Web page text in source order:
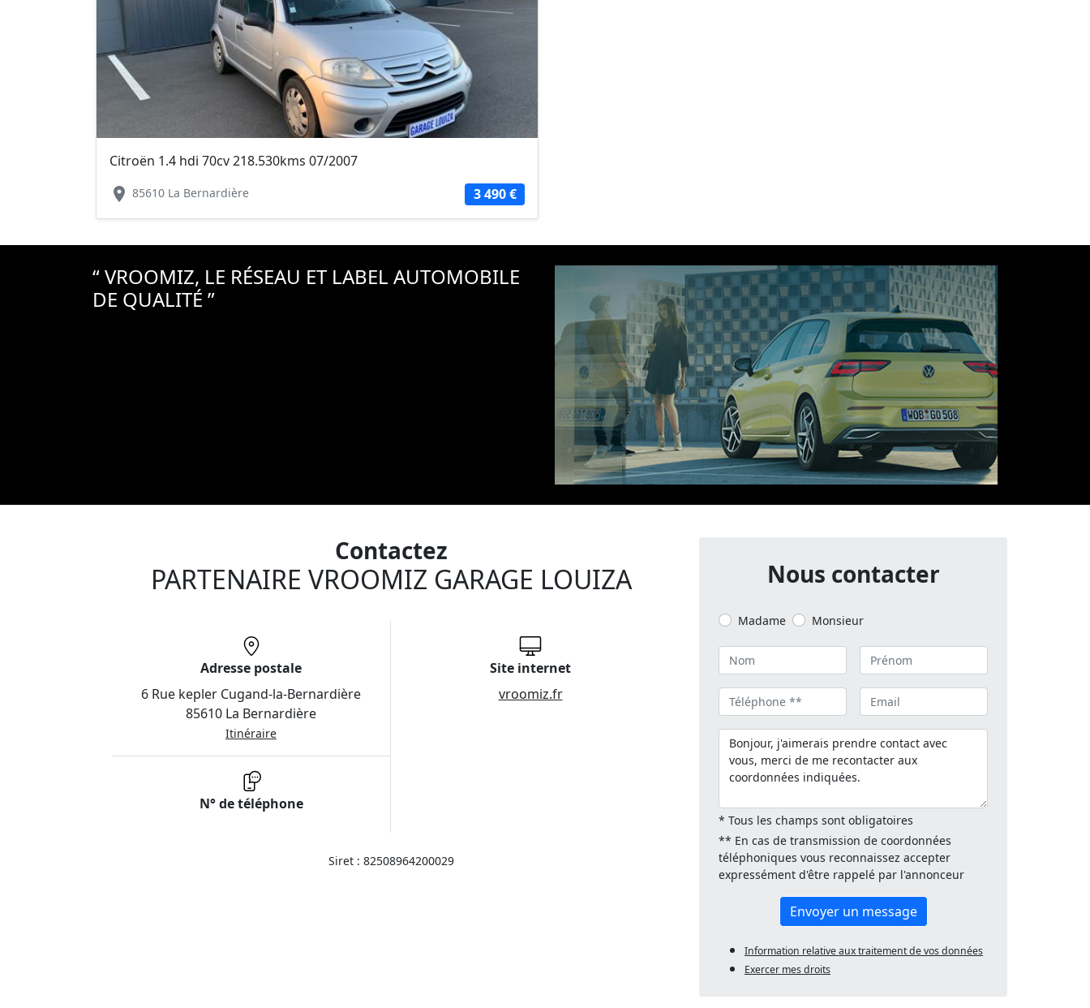
Citroën 1.4 hdi 70cv 218.530kms 07/2007
location_on 85610 La Bernardière 3 490 €
“ VROOMIZ, LE RÉSEAU ET LABEL AUTOMOBILE
DE QUALITÉ ”
Contactez
PARTENAIRE VROOMIZ GARAGE LOUIZA
Adresse postale
6 Rue kepler Cugand-la-Bernardière
85610 La Bernardière
Itinéraire
Site internet
vroomiz.fr
N° de téléphone
Siret : 82508964200029
Nous contacter
Madame Monsieur
* Tous les champs sont obligatoires
** En cas de transmission de coordonnées
téléphoniques vous reconnaissez accepter
expressément d'être rappelé par l'annonceur
Envoyer un message
Information relative aux traitement de vos données
Exercer mes droits